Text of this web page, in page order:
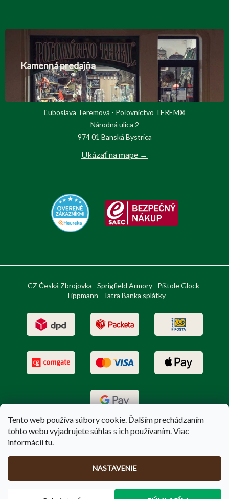
Tento web používa súbory cookie. Ďalším prechádzaním
tohto webu vyjadrujete súhlas s ich používaním. Viac
informáciítu.
NASTAVENIE
Kamenná predajňa
Ľuboslava Teremová - Poľovnictvo TEREM®
Národná ulica 2
974 01 Banská Bystrica
Ukázať na mape →
CZ Česká Zbrojovka Sprigfield Armory
Pištole Glock
Tippmann
Tatra Banka splátky
PoľovníctvoTerem.sk. Všetky práva vyhradené.